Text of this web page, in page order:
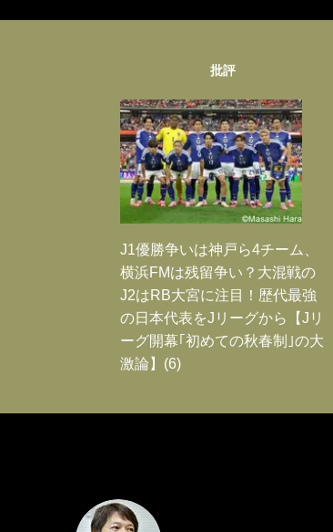
批評
J1優勝争いは神戸ら4チーム、
横浜FMは残留争い？大混戦の
J2はRB大宮に注目！歴代最強
の日本代表をJリーグから【Jリ
ーグ開幕｢初めての秋春制｣の大
激論】(6)